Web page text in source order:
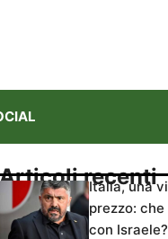
Articoli recenti
Italia, una
prezzo:
con Israele?